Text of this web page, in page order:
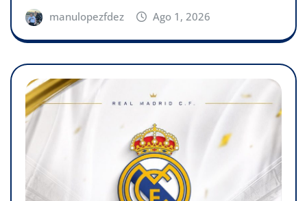
manulopezfdez Ago 1, 2026